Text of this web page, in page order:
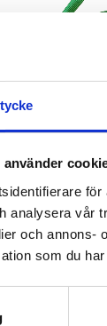
analysera vår
och annons-
som du
Starkt och
brottstyrka, perfekt
vardagsbruk| 6 mtr